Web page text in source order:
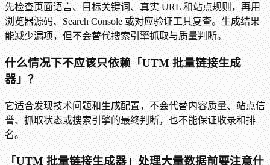
先检查页面语言、目标关键词、真实 URL 和站点规则，再用
浏览器源码、Search Console 或对应验证工具复查。生成结果
能减少漏项，但不会替代搜索引擎抓取与质量判断。
什么情况下不应该只依赖「UTM 批量链接生成
器」？
它适合发现技术问题和生成配置，不会代替内容质量、站点信
誉、抓取状态或搜索引擎的最终判断，也不能保证收录和排
名。
「UTM 批量链接生成器」处理大量数据前要注意什